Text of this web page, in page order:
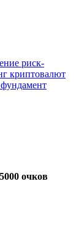
риск-
криптовалют
фундамент
очков